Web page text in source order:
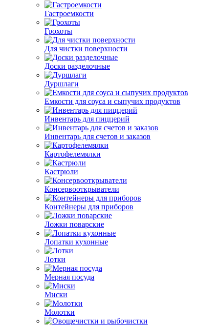
Гастроемкости
Грохоты
Для чистки поверхности
Доски разделочные
Дуршлаги
Емкости для соуса и сыпучих продуктов
Инвентарь для пиццерий
Инвентарь для счетов и заказов
Картофелемялки
Кастрюли
Консервооткрыватели
Контейнеры для приборов
Ложки поварские
Лопатки кухонные
Лотки
Мерная посуда
Миски
Молотки